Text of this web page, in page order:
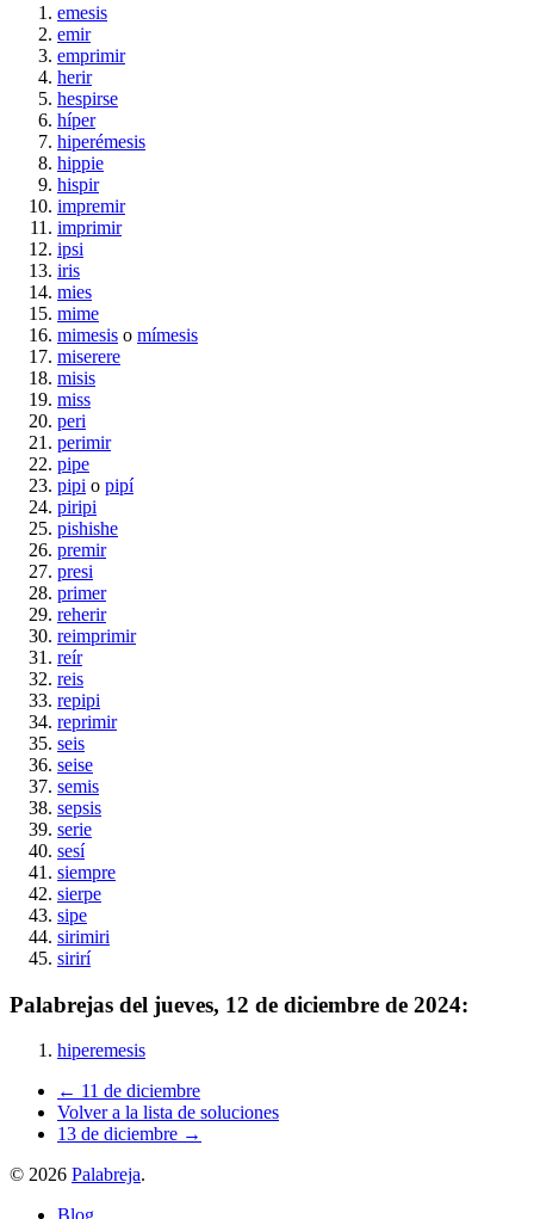
emesis
emir
emprimir
herir
hespirse
híper
hiperémesis
hippie
hispir
impremir
imprimir
ipsi
iris
mies
mime
mimesis o mímesis
miserere
misis
miss
peri
perimir
pipe
pipi o pipí
piripi
pishishe
premir
presi
primer
reherir
reimprimir
reír
reis
repipi
reprimir
seis
seise
semis
sepsis
serie
sesí
siempre
sierpe
sipe
sirimiri
sirirí
Palabrejas del jueves, 12 de diciembre de 2024:
hiperemesis
← 11 de diciembre
Volver a la lista de soluciones
13 de diciembre →
© 2026 Palabreja.